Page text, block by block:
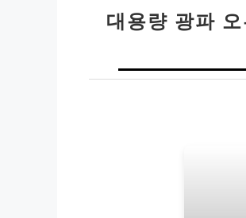
대용량 광파